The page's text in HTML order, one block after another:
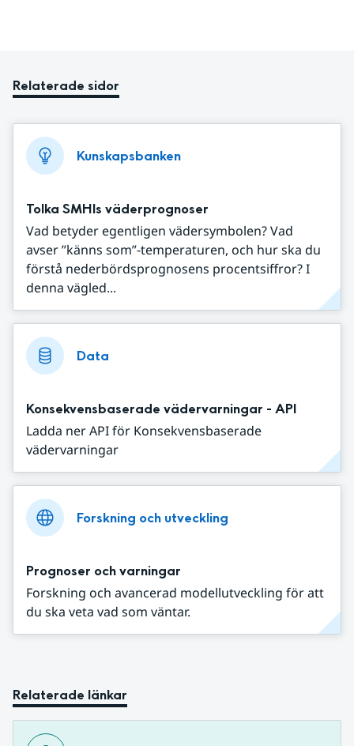
Relaterade sidor
Kunskapsbanken
Tolka SMHIs väderprognoser
Vad betyder egentligen vädersymbolen? Vad
avser ”känns som”-temperaturen, och hur ska du
förstå nederbördsprognosens procentsiffror? I
denna vägled...
Data
Konsekvensbaserade vädervarningar - API
Ladda ner API för Konsekvensbaserade
vädervarningar
Forskning och utveckling
Prognoser och varningar
Forskning och avancerad modellutveckling för att
du ska veta vad som väntar.
Relaterade länkar